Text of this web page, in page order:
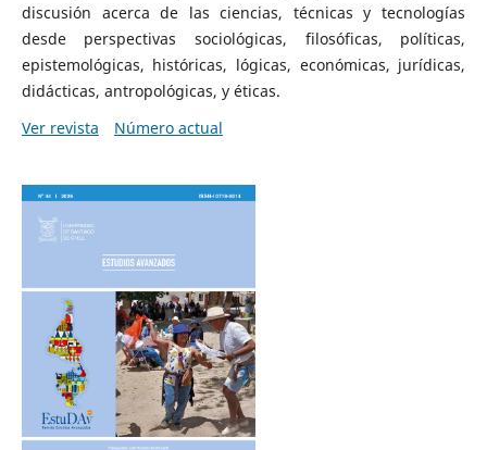
discusión acerca de las ciencias, técnicas y tecnologías
desde perspectivas sociológicas, filosóficas, políticas,
epistemológicas, históricas, lógicas, económicas, jurídicas,
didácticas, antropológicas, y éticas.
Ver revista
Número actual